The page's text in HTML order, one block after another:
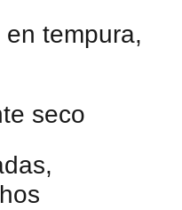
tempura,
seco